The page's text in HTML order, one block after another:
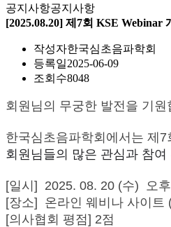
공지사항공지사항
[2025.08.20] 제7회 KSE Webinar
작성자한국심초음파학회
등록일2025-06-09
조회수8048
회원님의 무궁한 발전을 기원
한국심초음파학회에서는 제
회원님들의 많은 관심과 참여
[일시] 2025. 08. 20 (수) 오
[장소] 온라인 웨비나 사이트
[의사협회 평점] 2점